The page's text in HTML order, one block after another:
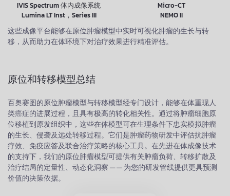
IVIS Spectrum 体内成像系统
Lumina LT Inst，Series III
Micro-CT
NEMO II
这些成像平台能够在原位肿瘤模型中实时可视化肿瘤的生长与转
移，从而助力在体环境下对治疗效果进行精准评估。
原位和转移模型总结
百奥赛图的原位肿瘤模型与转移模型经专门设计，能够在体重现人
类癌症的进展过程，且具有极高的转化相关性。通过将肿瘤细胞原
位移植到原发组织中，这些在体模型可在生理条件下忠实模拟肿瘤
的生长、侵袭及远处转移过程。它们是肿瘤药物研发中评估抗肿瘤
疗效、免疫应答及联合治疗策略的核心工具。在先进在体成像技术
的支持下，我们的原位肿瘤模型可提供有关肿瘤负荷、转移扩散及
治疗结局的定量性、动态化洞察 —— 为您的研发管线提供更具预测
价值的决策依据。